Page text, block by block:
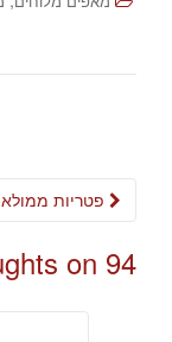
94 thoughts on “